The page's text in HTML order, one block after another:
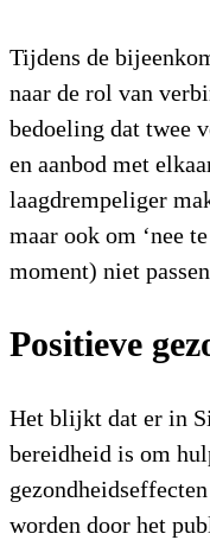
Tijdens de
naar de rol van
bedoeling dat twee
en aanbod met
laagdrempeliger
maar ook om ‘nee
moment) niet
Positieve
Het blijkt dat er in
bereidheid is om
worden door het